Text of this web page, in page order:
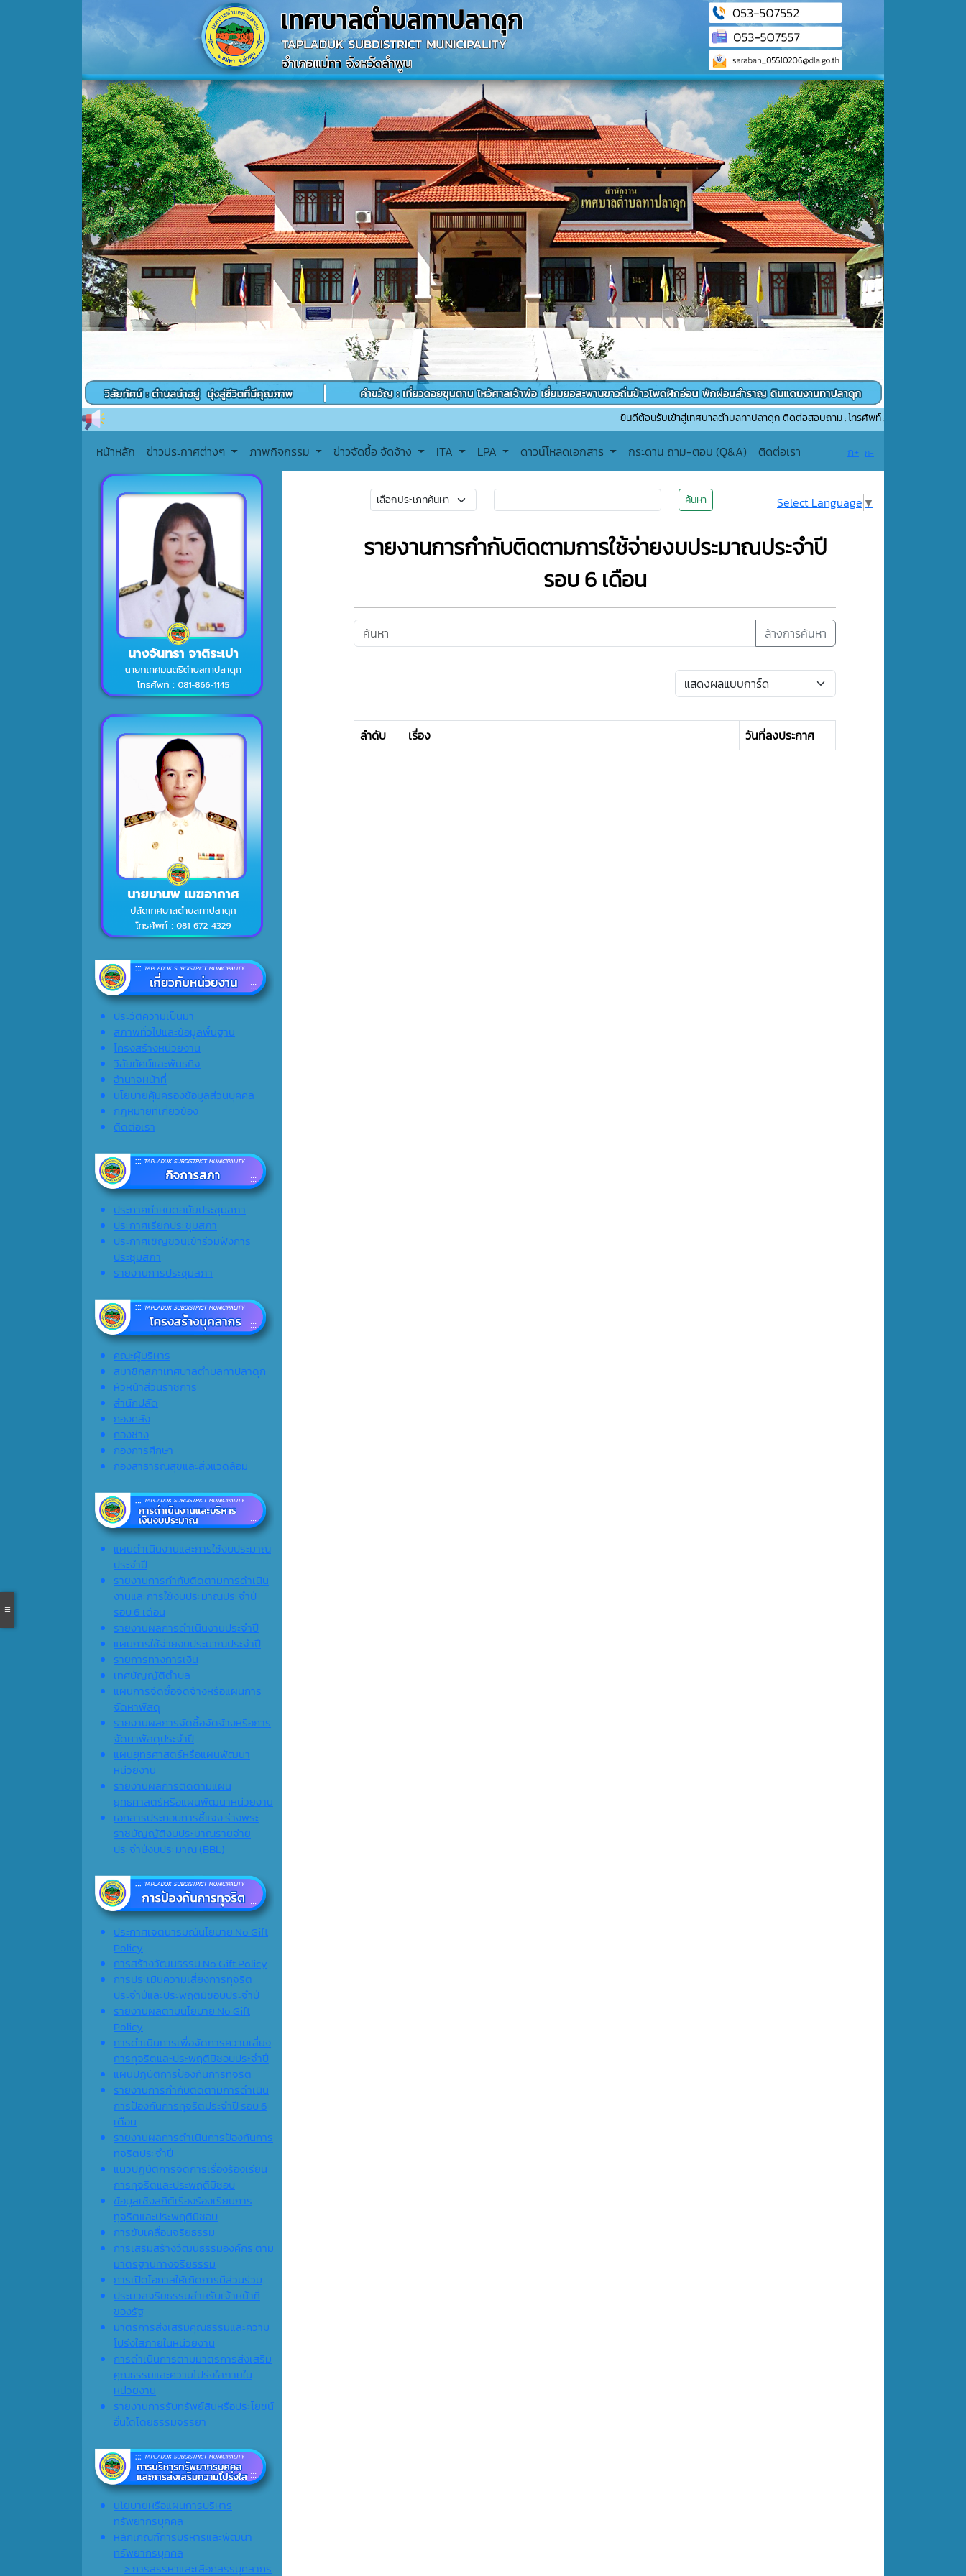
ยินดีต้อนรับเข้าสู่เทศบาลตำบลทาปลาดุก ติดต่อสอบถาม : โทรศัพท์ : 053-507552 อีเมล์ :
หน้าหลัก ข่าวประกาศต่างๆ ภาพกิจกรรม ข่าวจัดซื้อ จัดจ้าง ITA LPA ดาวน์โหลดเอกสาร กระดาน ถาม-ตอบ (Q&A) ติดต่อเรา ก+ ก-
ประวัติความเป็นมา
สภาพทั่วไปและข้อมูลพื้นฐาน
โครงสร้างหน่วยงาน
วิสัยทัศน์และพันธกิจ
อำนาจหน้าที่
นโยบายคุ้มครองข้อมูลส่วนบุคคล
กฎหมายที่เกี่ยวข้อง
ติดต่อเรา
ประกาศกำหนดสมัยประชุมสภา
ประกาศเรียกประชุมสภา
ประกาศเชิญชวนเข้าร่วมฟังการ
ประชุมสภา
รายงานการประชุมสภา
คณะผู้บริหาร
สมาชิกสภาเทศบาลตำบลทาปลาดุก
หัวหน้าส่วนราชการ
สำนักปลัด
กองคลัง
กองช่าง
กองการศึกษา
กองสาธารณสุขและสิ่งแวดล้อม
แผนดำเนินงานและการใช้งบประมาณ
ประจำปี
รายงานการกำกับติดตามการดำเนิน
งานและการใช้งบประมาณประจำปี
รอบ 6 เดือน
รายงานผลการดำเนินงานประจำปี
แผนการใช้จ่ายงบประมาณประจำปี
รายการทางการเงิน
เทศบัญญัติตำบล
แผนการจัดซื้อจัดจ้างหรือแผนการ
จัดหาพัสดุ
รายงานผลการจัดซื้อจัดจ้างหรือการ
จัดหาพัสดุประจำปี
แผนยุทธศาสตร์หรือแผนพัฒนา
หน่วยงาน
รายงานผลการติดตามแผน
ยุทธศาสตร์หรือแผนพัฒนาหน่วยงาน
เอกสารประกอบการชี้แจง ร่างพระ
ราชบัญญัติงบประมาณรายจ่าย
ประจำปีงบประมาณ (ฺBBL)
ประกาศเจตนารมณ์นโยบาย No Gift
Policy
การสร้างวัฒนธรรม No Gift Policy
การประเมินความเสี่ยงการทุจริต
ประจำปีและประพฤติมิชอบประจำปี
รายงานผลตามนโยบาย No Gift
Policy
การดำเนินการเพื่อจัดการความเสี่ยง
การทุจริตและประพฤติมิชอบประจำปี
แผนปฏิบัติการป้องกันการทุจริต
รายงานการกำกับติดตามการดำเนิน
การป้องกันการทุจริตประจำปี รอบ 6
เดือน
รายงานผลการดำเนินการป้องกันการ
ทุจริตประจำปี
แนวปฏิบัติการจัดการเรื่องร้องเรียน
การทุจริตและประพฤติมิชอบ
ข้อมูลเชิงสถิติเรื่องร้องเรียนการ
ทุจริตและประพฤติมิชอบ
การขับเคลื่อนจริยธรรม
การเสริมสร้างวัฒนธรรมองค์กร ตาม
มาตรฐานทางจริยธรรม
การเปิดโอกาสให้เกิดการมีส่วนร่วม
ประมวลจริยธรรมสำหรับเจ้าหน้าที่
ของรัฐ
มาตรการส่งเสริมคุณธรรมและความ
โปร่งใสภายในหน่วยงาน
การดำเนินการตามมาตรการส่งเสริม
คุณธรรมและความโปร่งใสภายใน
หน่วยงาน
รายงานการรับทรัพย์สินหรือประโยชน์
อื่นใดโดยธรรมจรรยา
นโยบายหรือแผนการบริหาร
ทรัพยากรบุคคล
หลักเกณฑ์การบริหารและพัฒนา
ทรัพยากรบุคคล
> การสรรหาและเลือกสรรบุคลากร
ค้นหา Select Language ▼
รายงานการกำกับติดตามการใช้จ่ายงบประมาณประจำปี
รอบ 6 เดือน
ล้างการค้นหา
ลำดับ เรื่อง วันที่ลงประกาศ